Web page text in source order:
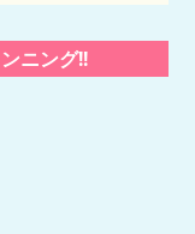
ニング!!